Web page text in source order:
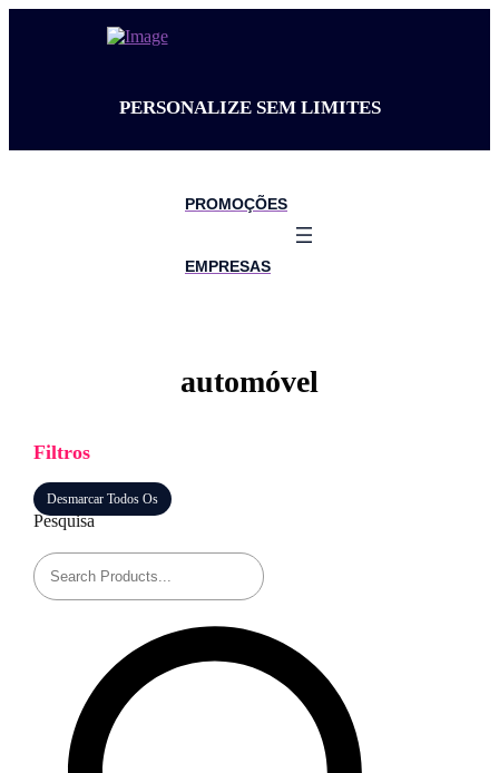
PERSONALIZE SEM LIMITES
PROMOÇÕES
EMPRESAS
automóvel
Filtros
Desmarcar Todos Os
Pesquisa